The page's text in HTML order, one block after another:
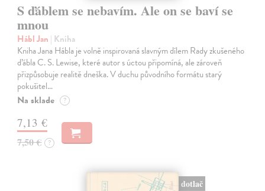
S ďáblem se nebavím. Ale on se baví se
mnou
Hábl Jan | Kniha
Kniha Jana Hábla je volně inspirovaná slavným dílem Rady zkušeného
ďábla C. S. Lewise, které autor s úctou připomíná, ale zároveň
přizpůsobuje realitě dneška. V duchu původního formátu starý
pokušitel…
Na sklade ?
7,13 €
7,50 € ?
dotlač